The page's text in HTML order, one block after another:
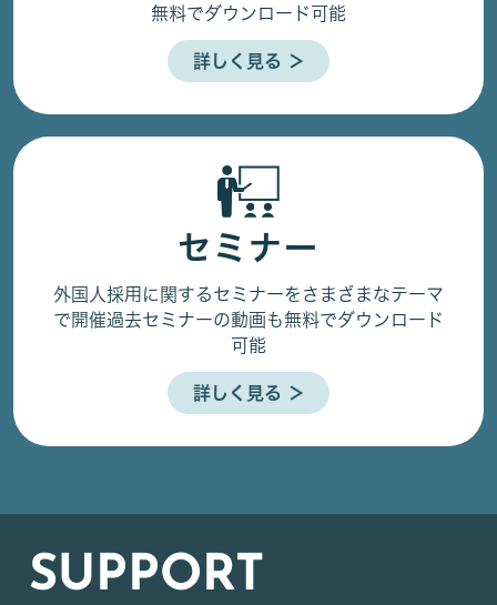
無料でダウンロード可能
詳しく見る ＞
セミナー
外国人採用に関するセミナーをさまざまなテーマ
で開催過去セミナーの動画も無料でダウンロード
可能
詳しく見る ＞
SUPPORT